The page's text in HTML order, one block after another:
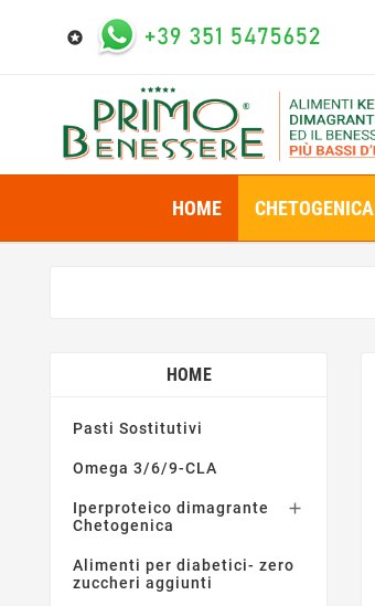

HOME CHETOGENICA
HOME
Pasti Sostitutivi
Omega 3/6/9-CLA
Iperproteico dimagrante
Chetogenica

Alimenti per diabetici- zero
zuccheri aggiunti